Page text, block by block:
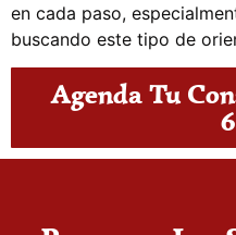
en cada paso,
buscando este tipo de
Agenda Tu